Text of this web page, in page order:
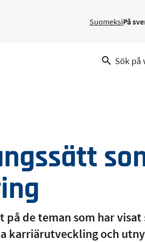
SuomeksiPå
Sök på
de teman som har visat
karriärutveckling och